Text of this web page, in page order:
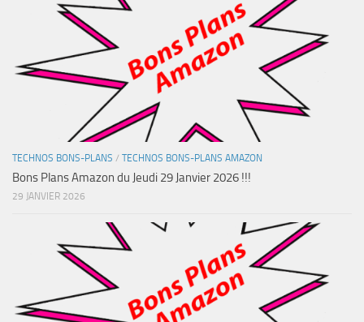
TECHNOS BONS-PLANS / TECHNOS BONS-PLANS AMAZON
Bons Plans Amazon du Jeudi 29 Janvier 2026 !!!
29 JANVIER 2026